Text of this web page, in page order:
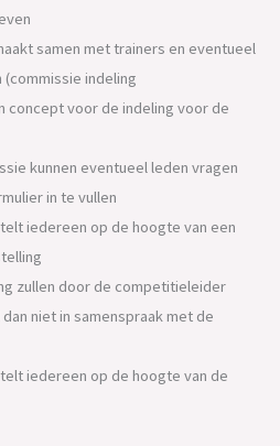
samen met trainers en eventueel
(commissie indeling
concept voor de indeling voor de
kunnen eventueel leden vragen
in te vullen
iedereen op de hoogte van een
zullen door de competitieleider
niet in samenspraak met de
iedereen op de hoogte van de